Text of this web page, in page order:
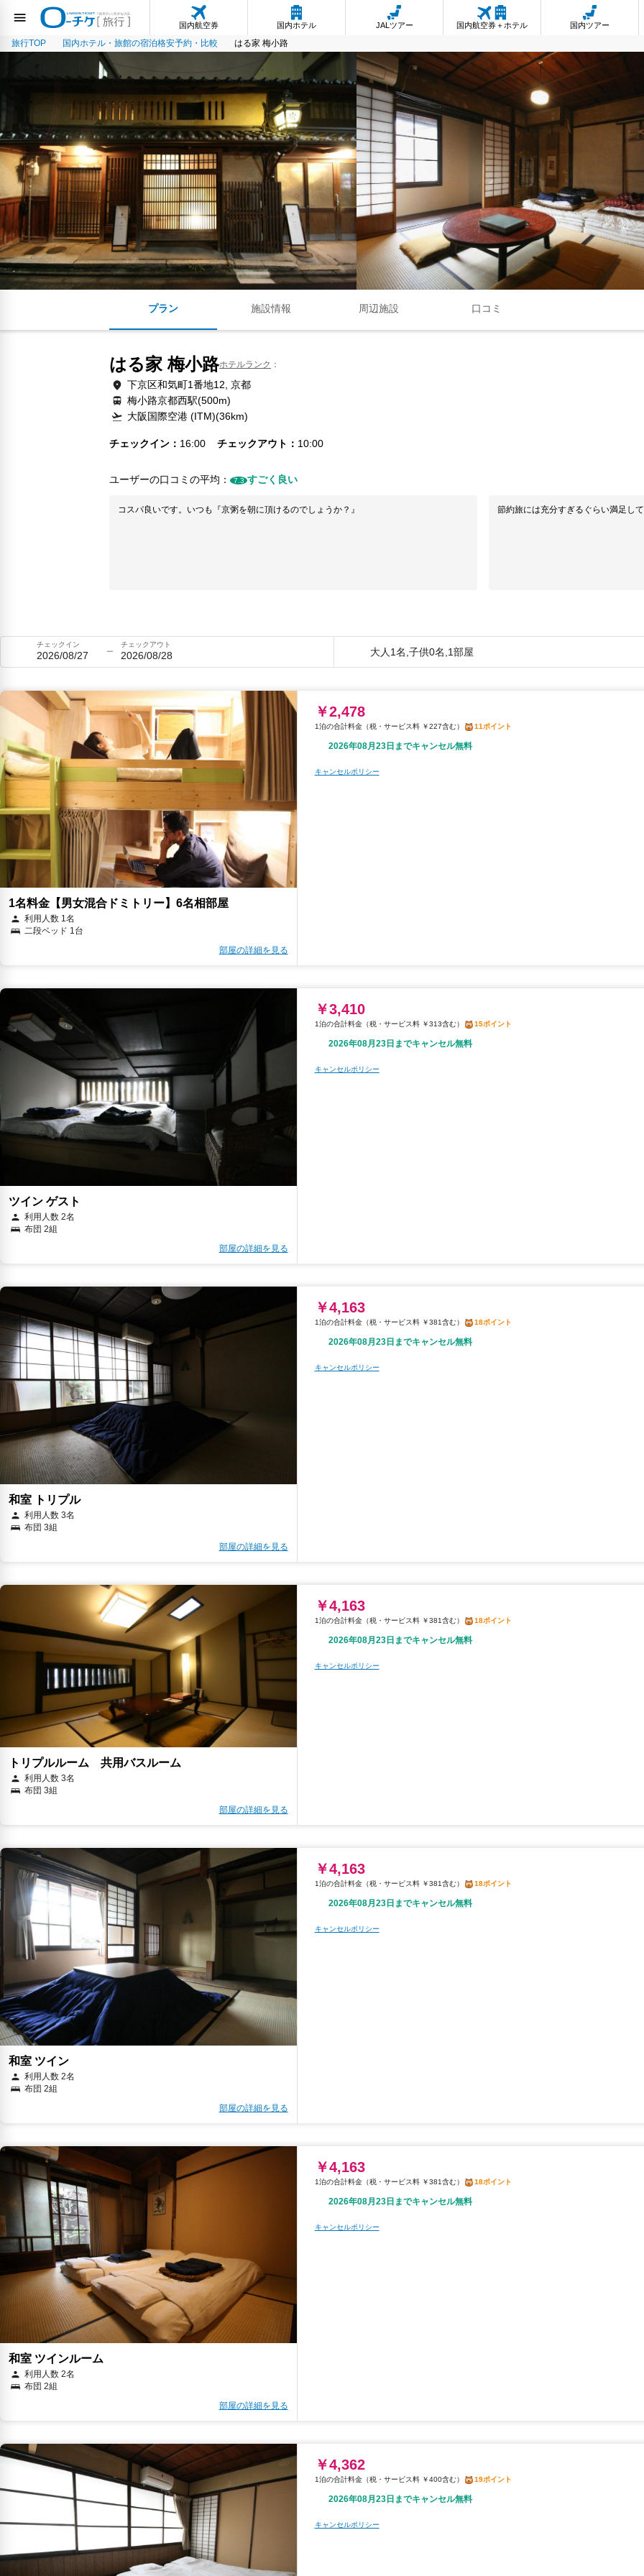
国内航空券 国内ホテル JALツアー 国内航空券＋ホテル 国内ツアー
旅行TOP 国内ホテル・旅館の宿泊格安予約・比較 はる家 梅小路
プラン 施設情報 周辺施設 口コミ
はる家 梅小路ホテルランク
下京区和気町1番地12, 京都
梅小路京都西駅(500m)
大阪国際空港 (ITM)(36km)
チェックイン 16:00 チェックアウト 10:00
ユーザーの口コミの平均： 7.3 すごく良い
コスパ良いです。いつも『京粥を朝に頂けるのでしょうか？』 節約旅には充分すぎるぐらい満足し
チェックイン
2026/08/27
チェックアウト
2026/08/28 大人1名,子供0名,1部屋
1名料金【男女混合ドミトリー】6名相部屋
利用人数 1名
二段ベッド 1台
部屋の詳細を見る
￥2,478
税・サービス料 ￥227含む 11ポイント
2026年08月23日までキャンセル無料
キャンセルポリシー
ツイン ゲスト
利用人数 2名
布団 2組
部屋の詳細を見る
￥3,410
税・サービス料 ￥313含む 15ポイント
2026年08月23日までキャンセル無料
キャンセルポリシー
和室 トリプル
利用人数 3名
布団 3組
部屋の詳細を見る
￥4,163
税・サービス料 ￥381含む 18ポイント
2026年08月23日までキャンセル無料
キャンセルポリシー
トリプルルーム 共用バスルーム
利用人数 3名
布団 3組
部屋の詳細を見る
￥4,163
税・サービス料 ￥381含む 18ポイント
2026年08月23日までキャンセル無料
キャンセルポリシー
和室 ツイン
利用人数 2名
布団 2組
部屋の詳細を見る
￥4,163
税・サービス料 ￥381含む 18ポイント
2026年08月23日までキャンセル無料
キャンセルポリシー
和室 ツインルーム
利用人数 2名
布団 2組
部屋の詳細を見る
￥4,163
税・サービス料 ￥381含む 18ポイント
2026年08月23日までキャンセル無料
キャンセルポリシー
￥4,362
税・サービス料 ￥400含む 19ポイント
2026年08月23日までキャンセル無料
キャンセルポリシー